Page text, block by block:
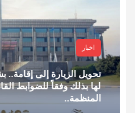
اخبار
تحويل الزيارة إلى
لها بذلك وفقاً للضوابط
المنظمة..